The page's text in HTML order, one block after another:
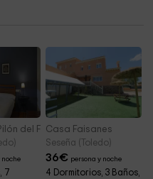
del Fraile
noche
7
Casa Faisanes
Seseña (Toledo)
36€ persona y noche
4 Dormitorios, 3 Baños,